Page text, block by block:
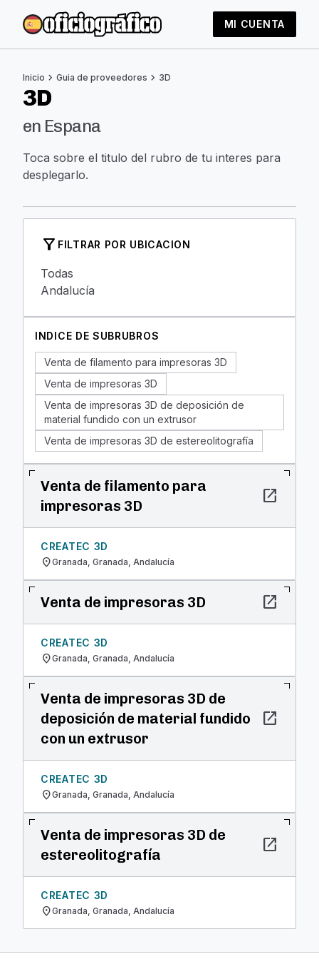
MI CUENTA
Inicio chevron_right Guia de proveedores chevron_right 3D
3D
en Espana
Toca sobre el titulo del rubro de tu interes para
desplegarlo.
filter_alt FILTRAR POR UBICACION
Todas
Andalucía
INDICE DE SUBRUBROS
Venta de filamento para impresoras 3D
Venta de impresoras 3D
Venta de impresoras 3D de deposición de
material fundido con un extrusor
Venta de impresoras 3D de estereolitografía
Venta de filamento para
impresoras 3D
open_in_new
CREATEC 3D
location_onGranada, Granada, Andalucía
Venta de impresoras 3D open_in_new
CREATEC 3D
location_onGranada, Granada, Andalucía
Venta de impresoras 3D de
deposición de material fundido
con un extrusor
open_in_new
CREATEC 3D
location_onGranada, Granada, Andalucía
Venta de impresoras 3D de
estereolitografía
open_in_new
CREATEC 3D
location_onGranada, Granada, Andalucía